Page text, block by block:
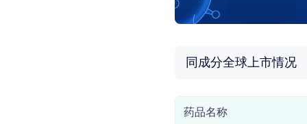
同成分全球上市情况
药品名称